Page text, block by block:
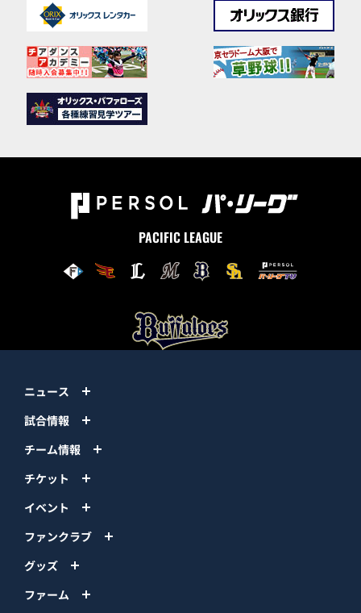
PACIFIC LEAGUE
ニュース
試合情報
チーム情報
チケット
イベント
ファンクラブ
グッズ
ファーム